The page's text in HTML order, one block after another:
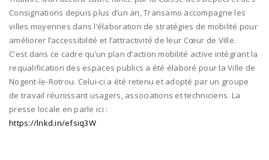
Consignations depuis plus d’un an, Transamo accompagne les
villes moyennes dans l’élaboration de stratégies de mobilité pour
améliorer l’accessibilité et l’attractivité de leur Cœur de Ville.
C’est dans ce cadre qu’un plan d’action mobilité active intégrant la
requalification des espaces publics a été élaboré pour la Ville de
Nogent-le-Rotrou. Celui-ci a été retenu et adopté par un groupe
de travail réunissant usagers, associations et techniciens. La
presse locale en parle ici :
https://lnkd.in/efsiq3W